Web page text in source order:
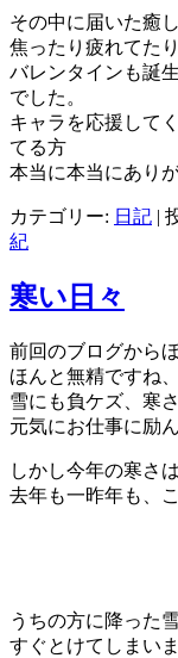
その中に届いた癒
焦ったり疲れてた
バレンタインも誕
でした。
キャラを応援して
てる方
本当に本当にあり
カテゴリー: 日記 |
紀
寒い日々
前回のブログから
ほんと無精ですね
雪にも負ケズ、寒
元気にお仕事に励
しかし今年の寒さ
去年も一昨年も、
うちの方に降った雪
すぐとけてしまい